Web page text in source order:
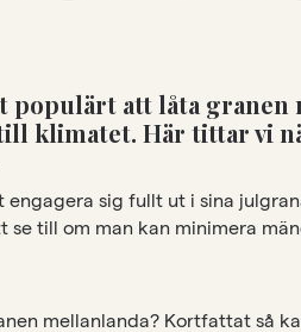
populärt att låta granen
klimatet. Här tittar vi
sig fullt ut i sina
se till om man kan minimera
mellanlanda? Kortfattat så